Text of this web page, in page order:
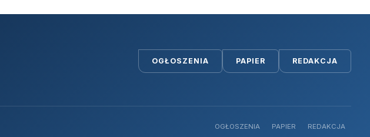
OGŁOSZENIA PAPIER REDAKCJA
OGŁOSZENIA PAPIER REDAKCJA